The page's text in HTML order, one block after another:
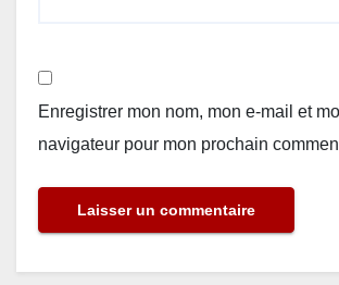
Enregistrer mon nom, mon e-mail et
navigateur pour mon prochain